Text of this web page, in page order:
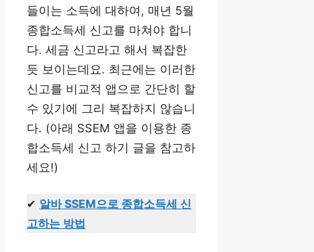
들이는 소득에 대하여, 매년 5월
종합소득세 신고를 마쳐야 합니
다. 세금 신고라고 해서 복잡한
듯 보이는데요. 최근에는 이러한
신고를 비교적 앱으로 간단히 할
수 있기에 그리 복잡하지 않습니
다. (아래 SSEM 앱을 이용한 종
합소득세 신고 하기 글을 참고하
세요!)
✔ 알바 SSEM으로 종합소득세 신
고하는 방법